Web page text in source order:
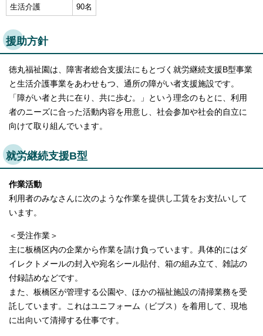
生活介護
90名
援助方針
徳丸福祉園は、障害者総合支援法にもとづく就労継続支援B型事業
と生活介護事業をあわせもつ、通所の障がい者支援施設です。
「障がい者と共に在り、共に歩む。」という理念のもとに、利用
者のニーズに合った活動内容を用意し、社会参加や社会的自立に
向けて取り組んでいます。
就労継続支援B型
作業活動
利用者のみなさんに次のような作業を提供し工賃をお支払いして
います。
＜受注作業＞
主に板橋区内の企業から作業を請け負っています。具体的にはダ
イレクトメールの封入や宛名シール貼付、箱の組み立て、雑誌の
付録詰めなどです。
また、板橋区が管理する公園や、ほかの福祉施設の清掃業務を受
託しています。これはユニフォーム（ビブス）を着用して、現地
に出向いて清掃する仕事です。